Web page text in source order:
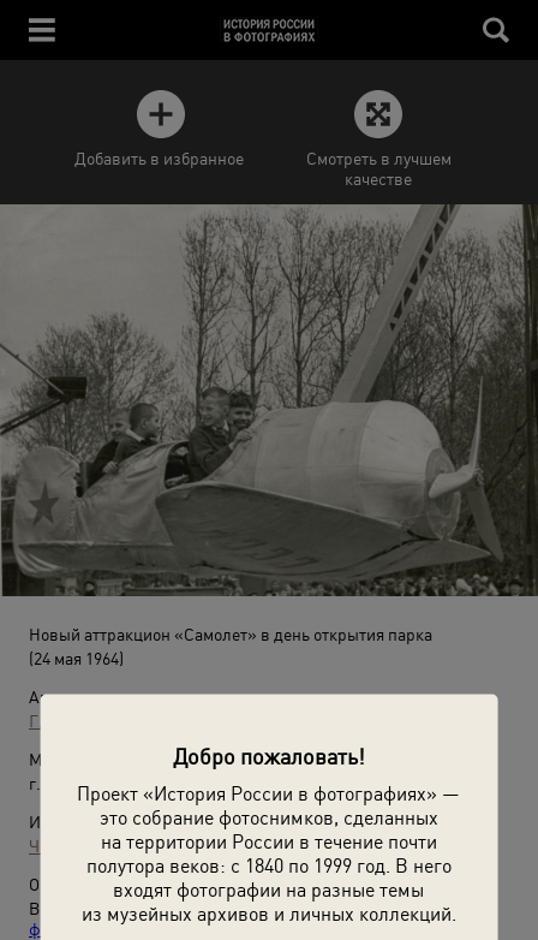
Добро пожаловать!
Проект «История России в фотографиях» —
это собрание фотоснимков, сделанных
на территории России в течение почти
полутора веков: с 1840 по 1999 год. В него
входят фотографии на разные темы
из музейных архивов и личных коллекций.
Добавить в избранное
Смотреть в лучшем
качестве
Новый аттракцион «Самолет» в день открытия парка
(24 мая 1964)
Автор:
Г. Ефимовский
Место съемки:
г. Череповец
Источники:
Череповецкое музейное объединение
О фотографии:
Выставки «Парк собирает друзей»и«Адреналин и нервы: 17
фотографий советских аттракционов»
с этим снимком.